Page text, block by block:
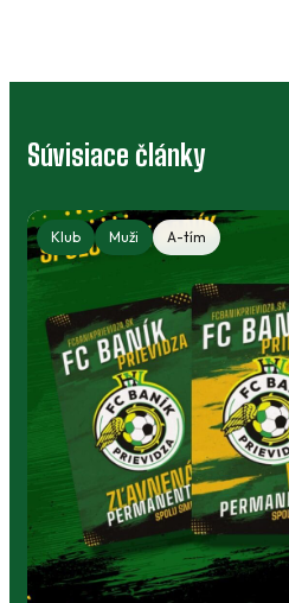
Súvisiace články
Klub Muži A-tím